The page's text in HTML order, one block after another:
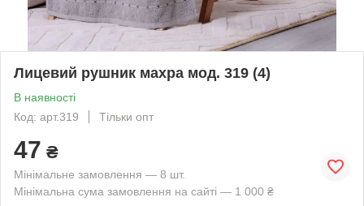
Лицевий рушник махра мод. 319 (4)
В наявності
Код: арт.319
Тільки опт
47 ₴
Мінімальне замовлення — 8 шт.
Мінімальна сума замовлення на сайті — 1 000 ₴